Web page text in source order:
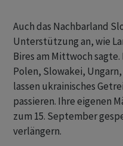
Auch das Nachbarland
Unterstützung an, wie
Bires am Mittwoch
Polen, Slowakei,
lassen ukrainisches
passieren. Ihre eigenen
zum 15. September
verlängern.